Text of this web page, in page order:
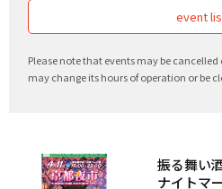
event
Please note that events may be
may change its hours of operation or be
振る舞い
ナイトマ